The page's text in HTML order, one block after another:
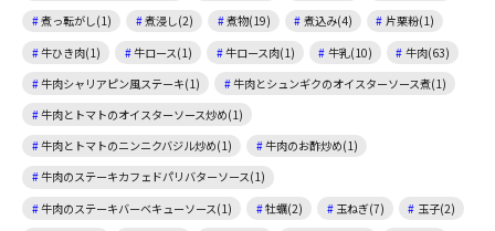
煮っ転がし(1)
煮浸し(2) 煮物(19) 煮込み(4)
片栗粉(1)
牛ひき肉(1)
牛ロース(1) 牛ロース肉(1) 牛乳(10)
牛肉(63)
牛肉シャリアピン風ステーキ(1)
牛肉とシュンギクのオイスターソース煮(1)
牛肉とトマトのオイスターソース炒め(1)
牛肉とトマトのニンニクバジル炒め(1)
牛肉のお酢炒め(1)
牛肉のステーキカフェドパリバターソース(1)
牛肉のステーキバーベキューソース(1)
牡蠣(2) 玉ねぎ(7)
玉子(2)